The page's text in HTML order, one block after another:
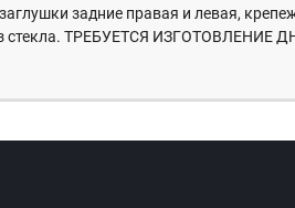
задние правая и левая,
стекла. ТРЕБУЕТСЯ ИЗГОТОВЛЕНИЕ